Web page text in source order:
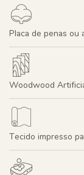
Placa de penas ou
Woodwood
Tecido impresso